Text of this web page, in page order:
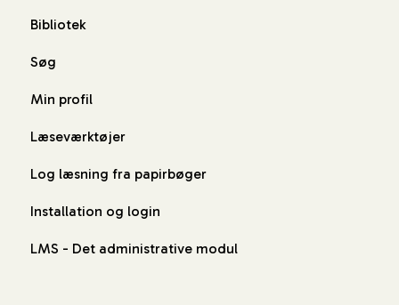
Bibliotek
Søg
Min profil
Læseværktøjer
Log læsning fra papirbøger
Installation og login
LMS - Det administrative modul